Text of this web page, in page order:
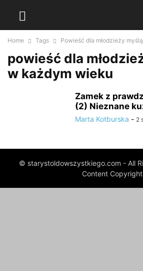
Home Tags Powieść dla młodzieży
powieść dla
w każdym wieku
Zamek z
(2) Nieznane
Marta Kotburska - 2
© starystoldowszystkiego.com - All
Content Copyright